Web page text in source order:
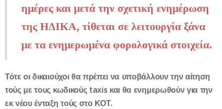
ημέρες και μετά την σχετική ενημέρωση
της ΗΔΙΚΑ, τίθεται σε λειτουργία ξάνα
με τα ενημερωμένα φορολογικά στοιχεία.
Τότε οι δικαιούχοι θα πρέπει να υποβάλλουν την αίτηση
τούς με τους κωδικούς taxis και θα ενημερωθούν για την
εκ νέου ένταξη τούς στο ΚΟΤ.